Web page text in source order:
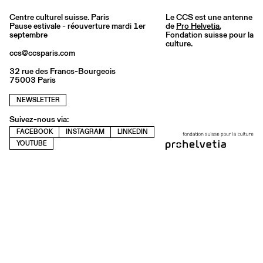
Centre culturel suisse. Paris
Pause estivale - réouverture mardi 1er
septembre
ccs@ccsparis.com
32 rue des Francs-Bourgeois
75003 Paris
NEWSLETTER
Suivez-nous via:
FACEBOOK INSTAGRAM
LINKEDIN
YOUTUBE
Le CCS est une antenne
de Pro Helvetia,
Fondation suisse pour la
culture.